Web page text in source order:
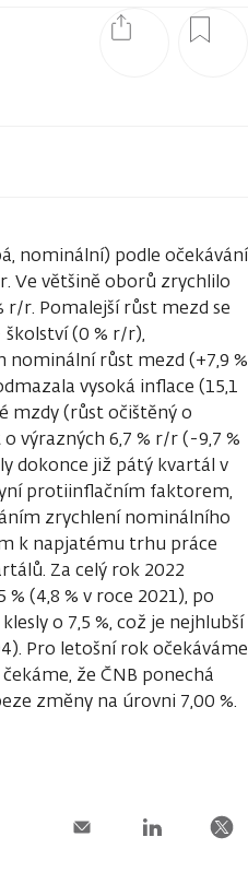
nominální) podle očekávání
Ve většině oborů zrychlilo
r. Pomalejší růst mezd se
(0 % r/r),
nominální růst mezd (+7,9 %
vysoká inflace (15,1
mzdy (růst očištěný o
výrazných 6,7 % r/r (-9,7 %
dokonce již pátý kvartál v
protiinflačním faktorem,
zrychlení nominálního
k napjatému trhu práce
Za celý rok 2022
(4,8 % v roce 2021), po
o 7,5 %, což je nejhlubší
Pro letošní rok očekáváme
že ČNB ponechá
změny na úrovni 7,00 %.